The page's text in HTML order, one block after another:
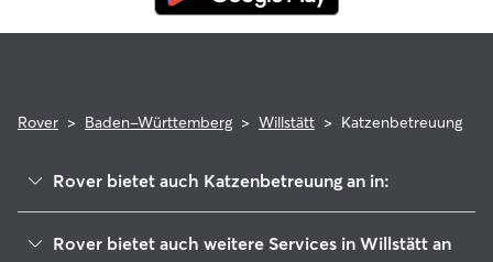
Rover > Baden-Württemberg > Willstätt > Katzenbetreuung
Rover bietet auch Katzenbetreuung an in:
Rover bietet auch weitere Services in Willstätt an